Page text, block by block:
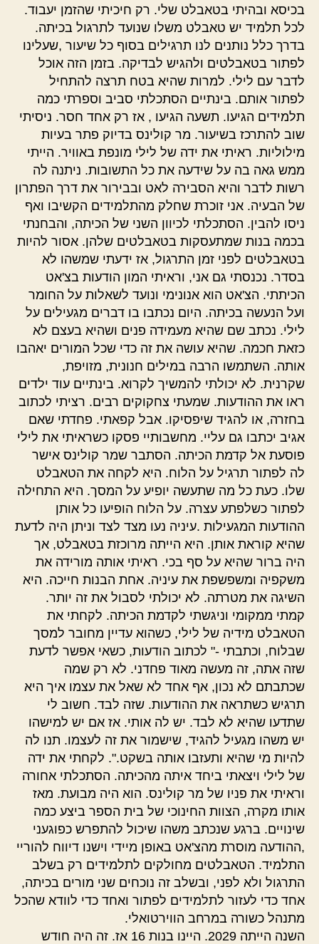
בכיסא ובהיתי בטאבלט שלי. רק חיכיתי שהזמן יעבוד.
לכל תלמיד יש טאבלט משלו שנועד לתרגול בכיתה.
בדרך כלל נותנים לנו תרגילים בסוף כל שיעור ,שעלינו
לפתור בטאבלטים ולהגיש לבדיקה. בזמן הזה אוכל
לדבר עם לילי. למרות שהיא בטח תרצה להתחיל
לפתור אותם. בינתיים הסתכלתי סביב וספרתי כמה
תלמידים הגיעו. תשעה הגיעו , אז רק אחד חסר. ניסיתי
שוב להתרכז בשיעור. מר קולינס בדיוק פתר בעיות
מילוליות. ראיתי את ידה של לילי מונפת באוויר. הייתי
ממש גאה בה על שידעה את כל התשובות. ניתנה לה
רשות לדבר והיא הסבירה לאט ובבירור את דרך הפתרון
של הבעיה. אני זוכרת שחלק מהתלמידים הקשיבו ואף
ניסו להבין. הסתכלתי לכיוון השני של הכיתה, והבחנתי
בכמה בנות שמתעסקות בטאבלטים שלהן. אסור להיות
בטאבלטים לפני זמן התרגול, אז ידעתי שמשהו לא
בסדר. נכנסתי גם אני, וראיתי המון הודעות בצ'אט
הכיתתי. הצ'אט הוא אנונימי ונועד לשאלות על החומר
ועל הנעשה בכיתה. היום נכתבו בו דברים מגעילים על
לילי. נכתב שם שהיא מעמידה פנים ושהיא בעצם לא
כזאת חכמה. שהיא עושה את זה כדי שכל המורים יאהבו
אותה. השתמשו הרבה במילים חנונית, מזויפת,
שקרנית. לא יכולתי להמשיך לקרוא. בינתיים עוד ילדים
ראו את ההודעות. שמעתי צחקוקים רבים. רציתי לכתוב
בחזרה, או להגיד שיפסיקו. אבל קפאתי. פחדתי שאם
אגיב יכתבו גם עליי. מחשבותיי פסקו כשראיתי את לילי
פוסעת אל קדמת הכיתה. הסתבר שמר קולינס אישר
לה לפתור תרגיל על הלוח. היא לקחה את הטאבלט
שלו. כעת כל מה שתעשה יופיע על המסך. היא התחילה
לפתור כשלפתע עצרה. על הלוח הופיעו כל אותן
ההודעות המגעילות .עיניה נעו מצד לצד וניתן היה לדעת
שהיא קוראת אותן. היא הייתה מרוכזת בטאבלט, אך
היה ברור שהיא על סף בכי. ראיתי אותה מורידה את
משקפיה ומשפשפת את עיניה. אחת הבנות חייכה. היא
השיגה את מטרתה. לא יכולתי לסבול את זה יותר.
קמתי ממקומי וניגשתי לקדמת הכיתה. לקחתי את
הטאבלט מידיה של לילי, כשהוא עדיין מחובר למסך
שבלוח, וכתבתי -" לכתוב הודעות, כשאי אפשר לדעת
שזה אתה, זה מעשה מאוד פחדני. לא רק שמה
שכתבתם לא נכון, אף אחד לא שאל את עצמו איך היא
תרגיש כשתראה את ההודעות. שזה לבד. חשוב לי
שתדעו שהיא לא לבד. יש לה אותי. אז אם יש למישהו
יש משהו מגעיל להגיד, שישמור את זה לעצמו. תנו לה
להיות מי שהיא ותעזבו אותה בשקט.". לקחתי את ידה
של לילי ויצאתי ביחד איתה מהכיתה. הסתכלתי אחורה
וראיתי את פניו של מר קולינס. הוא היה מבועת. מאז
אותו מקרה, הצוות החינוכי של בית הספר ביצע כמה
שינויים. ברגע שנכתב משהו שיכול להתפרש כפוגעני
,ההודעה מוסרת מהצ'אט באופן מיידי וישנו דיווח להוריי
התלמיד. הטאבלטים מחולקים לתלמידים רק בשלב
התרגול ולא לפני, ובשלב זה נוכחים שני מורים בכיתה,
אחד כדי לעזור לתלמידים לפתור ואחד כדי לוודא שהכל
מתנהל כשורה במרחב הווירטואלי.
השנה הייתה 2029. היינו בנות 16 אז. זה היה חודש